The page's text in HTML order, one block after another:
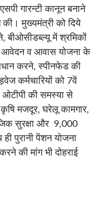
गारन्टी कानून बनाने
की। मुख्यमंत्री को दिये
बीओसीडब्ल्यू में श्रमिकों
आवेदन व आवास योजना के
करने, स्पीनफेड की
कर्मचारियों को 7वें
की समस्या से
मजदूर, घरेलू कामगार,
सुरक्षा और 9,000
पुरानी पेंशन योजना
की मांग भी दोहराई